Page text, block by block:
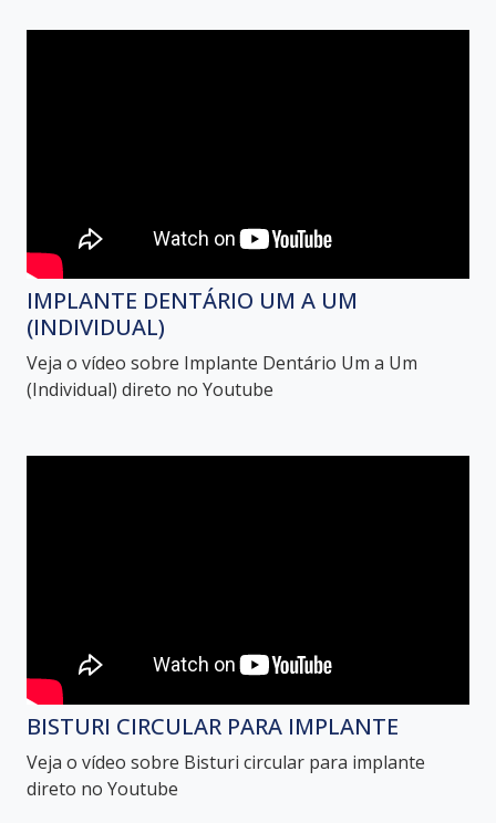
IMPLANTE DENTÁRIO UM A UM
(INDIVIDUAL)
Veja o vídeo sobre Implante Dentário Um a Um
(Individual) direto no Youtube
BISTURI CIRCULAR PARA IMPLANTE
Veja o vídeo sobre Bisturi circular para implante
direto no Youtube